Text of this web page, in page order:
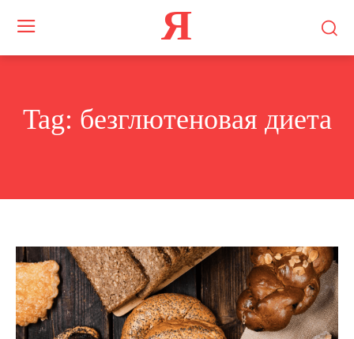
Я
Tag: безглютеновая диета